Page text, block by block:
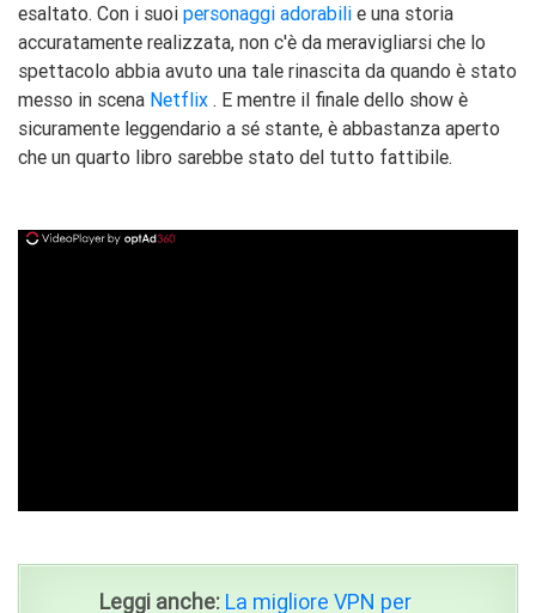
esaltato. Con i suoi personaggi adorabili e una storia
accuratamente realizzata, non c'è da meravigliarsi che lo
spettacolo abbia avuto una tale rinascita da quando è stato
messo in scena Netflix . E mentre il finale dello show è
sicuramente leggendario a sé stante, è abbastanza aperto
che un quarto libro sarebbe stato del tutto fattibile.
Leggi anche: La migliore VPN per